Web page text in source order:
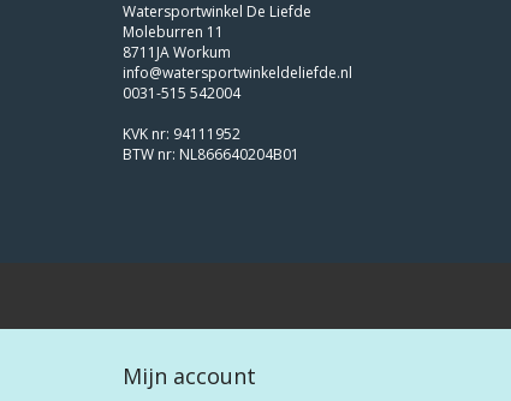
Watersportwinkel De Liefde
Moleburren 11
8711JA Workum
info@watersportwinkeldeliefde.nl
0031-515 542004
KVK nr: 94111952
BTW nr: NL866640204B01
Mijn account